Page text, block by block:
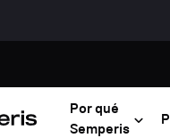
Por qué
Semperis